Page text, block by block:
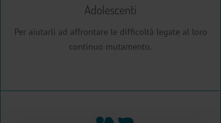
Adolescenti
Per aiutarli ad affrontare le difficoltà legate al loro
continuo mutamento.